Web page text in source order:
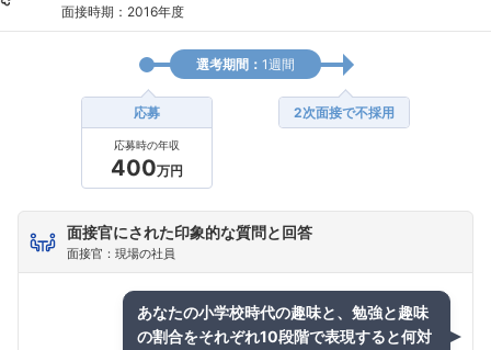
面接時期：2016年度
選考期間： 1週間
応募
応募時の年収
400万円
2次面接で不採用
面接官にされた印象的な質問と回答
面接官：現場の社員
あなたの小学校時代の趣味と、勉強と趣味
の割合をそれぞれ10段階で表現すると何対